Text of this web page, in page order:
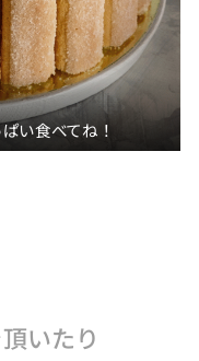
い食べてね！
頂いたり